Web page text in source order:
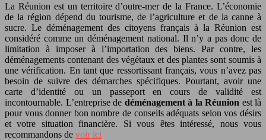
La Réunion est un territoire d’outre-mer de la France. L’économie
de la région dépend du tourisme, de l’agriculture et de la canne à
sucre. Le déménagement des citoyens français à la Réunion est
considéré comme un déménagement national. Il n’y a pas donc de
limitation à imposer à l’importation des biens. Par contre, les
déménagements contenant des végétaux et des plantes sont soumis à
une vérification. En tant que ressortissant français, vous n’avez pas
besoin de suivre des démarches spécifiques. Pourtant, avoir une
carte d’identité ou un passeport en cours de validité est
incontournable. L’entreprise de déménagement à la Réunion est là
pour vous donner bon nombre de conseils adéquats selon vos désirs
et votre situation financière. Si vous êtes intéressé, nous vous
recommandons de voir ici